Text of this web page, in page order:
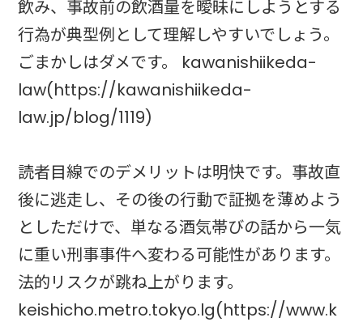
飲み、事故前の飲酒量を曖昧にしようとする
行為が典型例として理解しやすいでしょう。
ごまかしはダメです。 kawanishiikeda-
law(https://kawanishiikeda-
law.jp/blog/1119)
読者目線でのデメリットは明快です。事故直
後に逃走し、その後の行動で証拠を薄めよう
としただけで、単なる酒気帯びの話から一気
に重い刑事事件へ変わる可能性があります。
法的リスクが跳ね上がります。
keishicho.metro.tokyo.lg(https://www.k